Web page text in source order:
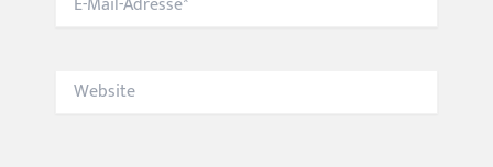
Mail-
Website